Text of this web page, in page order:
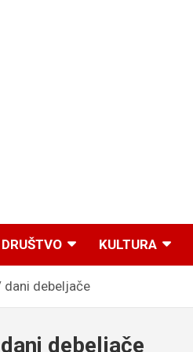
DRUŠTVO KULTURA
dani debeljače
dani debeljače